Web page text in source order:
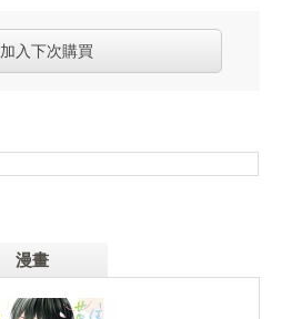
加入下次購買
漫畫